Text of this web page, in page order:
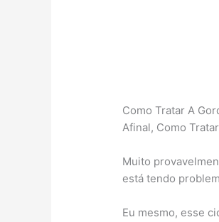
Como Tratar A
Afinal, Como
Muito
está tendo
Eu mesmo, esse